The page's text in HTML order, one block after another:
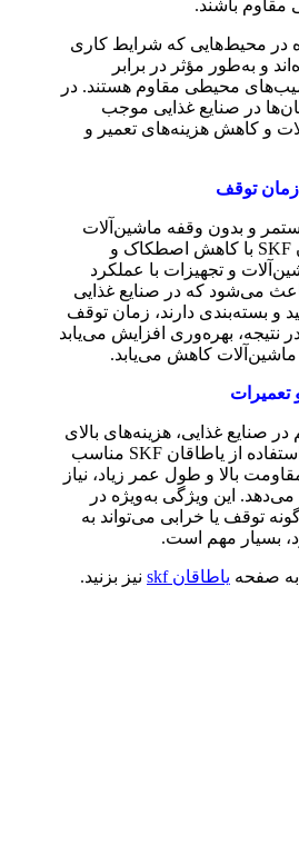
مقاوم باشند.
در محیط‌هایی که شرایط کاری
و به‌طور مؤثر در برابر
محیطی مقاوم هستند. در
در صنایع غذایی موجب
و کاهش هزینه‌های تعمیر و
توقف
و بدون وقفه ماشین‌آلات
بسیار حیاتی است. یاطاقان SKF با کاهش اصطکاک و
و تجهیزات با عملکرد
می‌شود که در صنایع غذایی
و بسته‌بندی دارند، زمان توقف
نتیجه، بهره‌وری افزایش می‌یابد
کاهش می‌یابد.
تعمیرات
صنایع غذایی، هزینه‌های بالای
نگهداری و تعمیرات است. استفاده از یاطاقان SKF مناسب
بالا و طول عمر زیاد، نیاز
این ویژگی به‌ویژه در
توقف یا خرابی می‌تواند به
بسیار مهم است.
به صفحه یاطاقان skf نیز بزنید.